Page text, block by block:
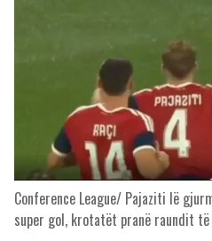
Conference League/ Pajaziti lë
super gol, krotatët pranë raundit të